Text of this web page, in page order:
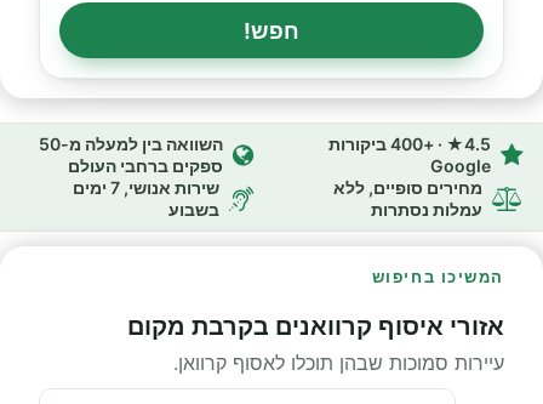
חפש!
4.5★ · +400 ביקורות
Google
השוואה בין למעלה מ-50
ספקים ברחבי העולם
מחירים סופיים, ללא
עמלות נסתרות
שירות אנושי, 7 ימים
בשבוע
המשיכו בחיפוש
אזורי איסוף קרוואנים בקרבת מקום
עיירות סמוכות שבהן תוכלו לאסוף קרוואן.